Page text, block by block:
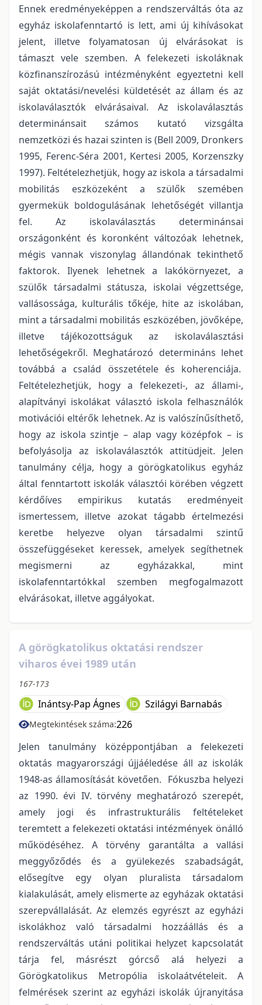
Ennek eredményeképpen a rendszerváltás óta az
egyház iskolafenntartó is lett, ami új kihívásokat
jelent, illetve folyamatosan új elvárásokat is
támaszt vele szemben. A felekezeti iskoláknak
közfinanszírozású intézményként egyeztetni kell
saját oktatási/nevelési küldetését az állam és az
iskolaválasztók elvárásaival. Az iskolaválasztás
determinánsait számos kutató vizsgálta
nemzetközi és hazai szinten is (Bell 2009, Dronkers
1995, Ferenc-Séra 2001, Kertesi 2005, Korzenszky
1997). Feltételezhetjük, hogy az iskola a társadalmi
mobilitás eszközeként a szülők szemében
gyermekük boldogulásának lehetőségét villantja
fel. Az iskolaválasztás determinánsai
országonként és koronként változóak lehetnek,
mégis vannak viszonylag állandónak tekinthető
faktorok. Ilyenek lehetnek a lakókörnyezet, a
szülők társadalmi státusza, iskolai végzettsége,
vallásossága, kulturális tőkéje, hite az iskolában,
mint a társadalmi mobilitás eszközében, jövőképe,
illetve tájékozottságuk az iskolaválasztási
lehetőségekről. Meghatározó determináns lehet
továbbá a család összetétele és koherenciája.
Feltételezhetjük, hogy a felekezeti-, az állami-,
alapítványi iskolákat választó iskola felhasználók
motivációi eltérők lehetnek. Az is valószínűsíthető,
hogy az iskola szintje – alap vagy középfok – is
befolyásolja az iskolaválasztók attitüdjeit. Jelen
tanulmány célja, hogy a görögkatolikus egyház
által fenntartott iskolák választói körében végzett
kérdőíves empirikus kutatás eredményeit
ismertessem, illetve azokat tágabb értelmezési
keretbe helyezve olyan társadalmi szintű
összefüggéseket keressek, amelyek segíthetnek
megismerni az egyházakkal, mint
iskolafenntartókkal szemben megfogalmazott
elvárásokat, illetve aggályokat.
A görögkatolikus oktatási rendszer
viharos évei 1989 után
167-173
Inántsy-Pap Ágnes Szilágyi Barnabás
Megtekintések száma:226
Jelen tanulmány középpontjában a felekezeti
oktatás magyarországi újjáéledése áll az iskolák
1948-as államosítását követően. Fókuszba helyezi
az 1990. évi IV. törvény meghatározó szerepét,
amely jogi és infrastrukturális feltételeket
teremtett a felekezeti oktatási intézmények önálló
működéséhez. A törvény garantálta a vallási
meggyőződés és a gyülekezés szabadságát,
elősegítve egy olyan pluralista társadalom
kialakulását, amely elismerte az egyházak oktatási
szerepvállalását. Az elemzés egyrészt az egyházi
iskolákhoz való társadalmi hozzáállás és a
rendszerváltás utáni politikai helyzet kapcsolatát
tárja fel, másrészt górcső alá helyezi a
Görögkatolikus Metropólia iskolaátvételeit. A
felmérések szerint az egyházi iskolák újranyitása